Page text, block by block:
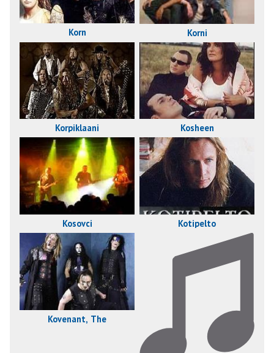
Korn Korni
Korpiklaani Kosheen
Kosovci Kotipelto
Kovenant, The